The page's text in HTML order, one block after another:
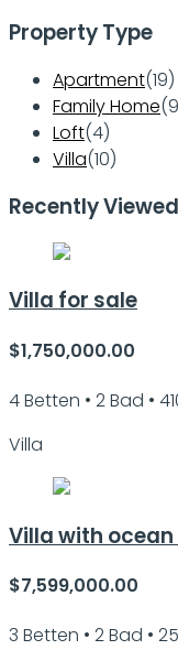
Property Type
Apartment(19)
Family Home
Loft(4)
Villa(10)
Recently Viewed
Villa for sale
$1,750,000.00
4 Betten • 2 Bad •
Villa
Villa with
$7,599,000.00
3 Betten • 2 Bad •